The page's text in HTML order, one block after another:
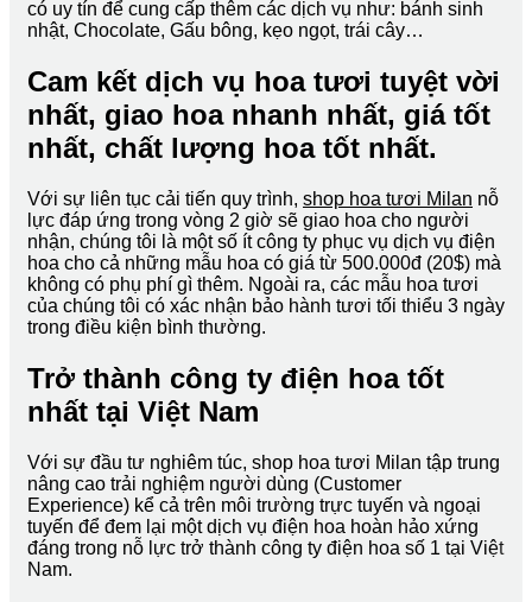
có uy tín để cung cấp thêm các dịch vụ như: bánh sinh
nhật, Chocolate, Gấu bông, kẹo ngọt, trái cây…
Cam kết dịch vụ hoa tươi tuyệt vời
nhất, giao hoa nhanh nhất, giá tốt
nhất, chất lượng hoa tốt nhất.
Với sự liên tục cải tiến quy trình, shop hoa tươi Milan nỗ
lực đáp ứng trong vòng 2 giờ sẽ giao hoa cho người
nhận, chúng tôi là một số ít công ty phục vụ dịch vụ điện
hoa cho cả những mẫu hoa có giá từ 500.000đ (20$) mà
không có phụ phí gì thêm. Ngoài ra, các mẫu hoa tươi
của chúng tôi có xác nhận bảo hành tươi tối thiểu 3 ngày
trong điều kiện bình thường.
Trở thành công ty điện hoa tốt
nhất tại Việt Nam
Với sự đầu tư nghiêm túc, shop hoa tươi Milan tập trung
nâng cao trải nghiệm người dùng (Customer
Experience) kể cả trên môi trường trực tuyến và ngoại
tuyến để đem lại một dịch vụ điện hoa hoàn hảo xứng
đáng trong nỗ lực trở thành công ty điện hoa số 1 tại Việt
Nam.